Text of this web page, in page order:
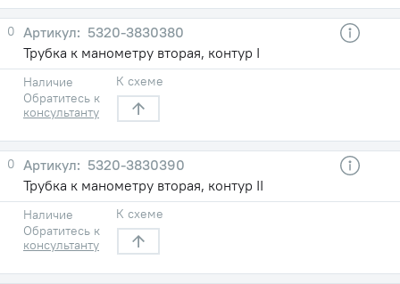
0
5320-3830380
Трубка к манометру вторая, контур I
Наличие
Обратитесь к
консультанту
К схеме
0
5320-3830390
Трубка к манометру вторая, контур II
Наличие
Обратитесь к
консультанту
К схеме